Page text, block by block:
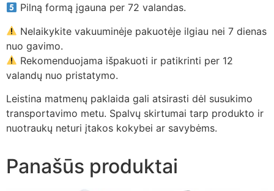
Pilną formą įgauna per 72 valandas.
Nelaikykite vakuuminėje pakuotėje ilgiau nei 7 dienas
nuo gavimo.
Rekomenduojama išpakuoti ir patikrinti per 12
valandų nuo pristatymo.
Leistina matmenų paklaida gali atsirasti dėl susukimo
transportavimo metu. Spalvų skirtumai tarp produkto ir
nuotraukų neturi įtakos kokybei ar savybėms.
Panašūs produktai